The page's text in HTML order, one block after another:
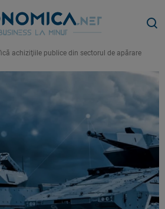
achiziţiile publice din sectorul de apărare